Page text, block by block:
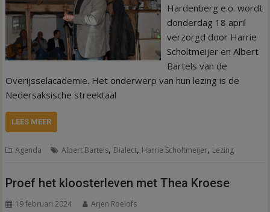
Hardenberg e.o. wordt
donderdag 18 april
verzorgd door Harrie
Scholtmeijer en Albert
Bartels van de
Overijsselacademie. Het onderwerp van hun lezing is de
Nedersaksische streektaal
LEES MEER
Agenda Albert Bartels, Dialect, Harrie Scholtmeijer, Lezing
Proef het kloosterleven met Thea Kroese
19 februari 2024 Arjen Roelofs